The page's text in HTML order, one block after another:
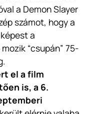
a Demon Slayer
számot, hogy a
a
“csupán” 75-
el a film
is, a 6.